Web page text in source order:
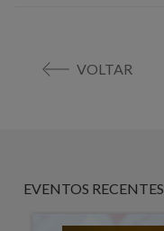
VOLTAR
EVENTOS RECENTES